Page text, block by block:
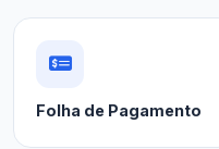
Folha de Pagamento